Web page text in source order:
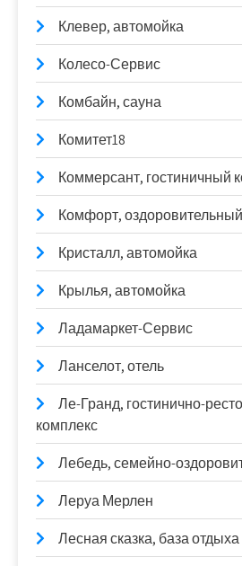
Клевер, автомойка
Колесо-Сервис
Комбайн, сауна
Комитет18
Коммерсант, гостиничный
Комфорт,
Кристалл, автомойка
Крылья, автомойка
Ладамаркет-Сервис
Ланселот, отель
Ле-Гранд, гостинично-
комплекс
Лебедь, семейно-
Леруа Мерлен
Лесная сказка, база отдыха